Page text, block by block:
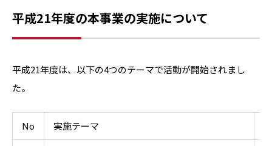
平成21年度の本事業の実施について
平成21年度は、以下の4つのテーマで活動が開始されまし
た。
No 実施テーマ